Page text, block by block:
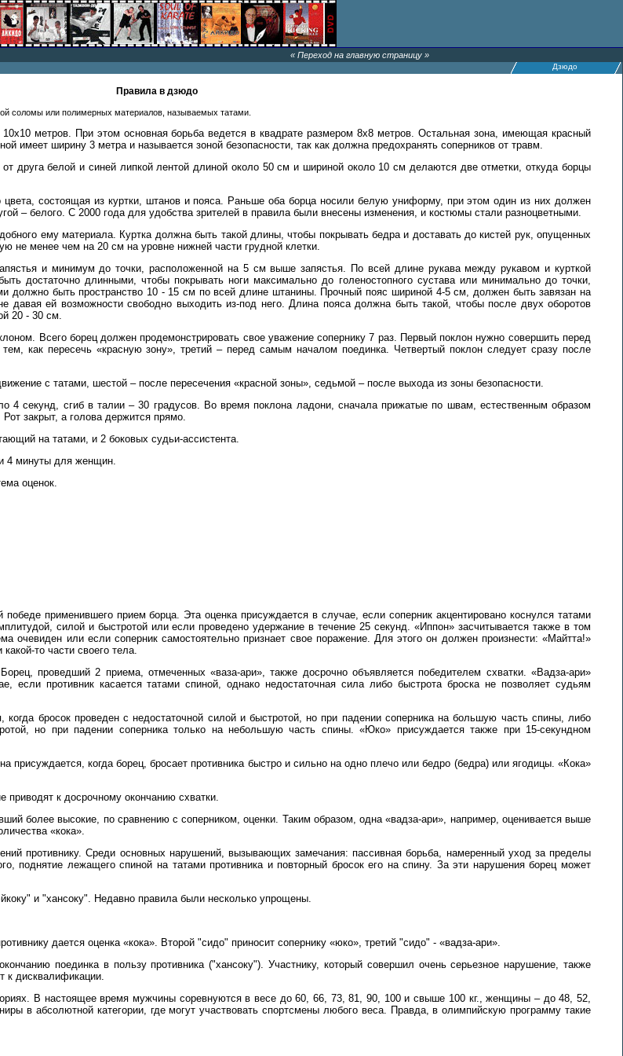
« Переход на главную страницу »
Дзюдо
Правила в дзюдо
соломы или полимерных материалов, называемых татами.
метров. При этом основная борьба ведется в квадрате размером 8х8 метров. Остальная зона, имеющая красный
имеет ширину 3 метра и называется зоной безопасности, так как должна предохранять соперников от травм.
друга белой и синей липкой лентой длиной около 50 см и шириной около 10 см делаются две отметки, откуда борцы
цвета, состоящая из куртки, штанов и пояса. Раньше оба борца носили белую униформу, при этом один из них должен
– белого. С 2000 года для удобства зрителей в правила были внесены изменения, и костюмы стали разноцветными.
ему материала. Куртка должна быть такой длины, чтобы покрывать бедра и доставать до кистей рук, опущенных
не менее чем на 20 см на уровне нижней части грудной клетки.
и минимум до точки, расположенной на 5 см выше запястья. По всей длине рукава между рукавом и курткой
достаточно длинными, чтобы покрывать ноги максимально до голеностопного сустава или минимально до точки,
должно быть пространство 10 - 15 см по всей длине штанины. Прочный пояс шириной 4-5 см, должен быть завязан на
давая ей возможности свободно выходить из-под него. Длина пояса должна быть такой, чтобы после двух оборотов
20 - 30 см.
Всего борец должен продемонстрировать свое уважение сопернику 7 раз. Первый поклон нужно совершить перед
как пересечь «красную зону», третий – перед самым началом поединка. Четвертый поклон следует сразу после
с татами, шестой – после пересечения «красной зоны», седьмой – после выхода из зоны безопасности.
4 секунд, сгиб в талии – 30 градусов. Во время поклона ладони, сначала прижатые по швам, естественным образом
закрыт, а голова держится прямо.
на татами, и 2 боковых судьи-ассистента.
4 минуты для женщин.
оценок.
применившего прием борца. Эта оценка присуждается в случае, если соперник акцентировано коснулся татами
силой и быстротой или если проведено удержание в течение 25 секунд. «Иппон» засчитывается также в том
очевиден или если соперник самостоятельно признает свое поражение. Для этого он должен произнести: «Майтта!»
то части своего тела.
проведший 2 приема, отмеченных «ваза-ари», также досрочно объявляется победителем схватки. «Вадза-ари»
если противник касается татами спиной, однако недостаточная сила либо быстрота броска не позволяет судьям
когда бросок проведен с недостаточной силой и быстротой, но при падении соперника на большую часть спины, либо
но при падении соперника только на небольшую часть спины. «Юко» присуждается также при 15-секундном
присуждается, когда борец, бросает противника быстро и сильно на одно плечо или бедро (бедра) или ягодицы. «Кока»
приводят к досрочному окончанию схватки.
более высокие, по сравнению с соперником, оценки. Таким образом, одна «вадза-ари», например, оценивается выше
«кока».
противнику. Среди основных нарушений, вызывающих замечания: пассивная борьба, намеренный уход за пределы
поднятие лежащего спиной на татами противника и повторный бросок его на спину. За эти нарушения борец может
и "хансоку". Недавно правила были несколько упрощены.
дается оценка «кока». Второй "сидо" приносит сопернику «юко», третий "сидо" - «вадза-ари».
поединка в пользу противника ("хансоку"). Участнику, который совершил очень серьезное нарушение, также
к дисквалификации.
В настоящее время мужчины соревнуются в весе до 60, 66, 73, 81, 90, 100 и свыше 100 кг., женщины – до 48, 52,
в абсолютной категории, где могут участвовать спортсмены любого веса. Правда, в олимпийскую программу такие